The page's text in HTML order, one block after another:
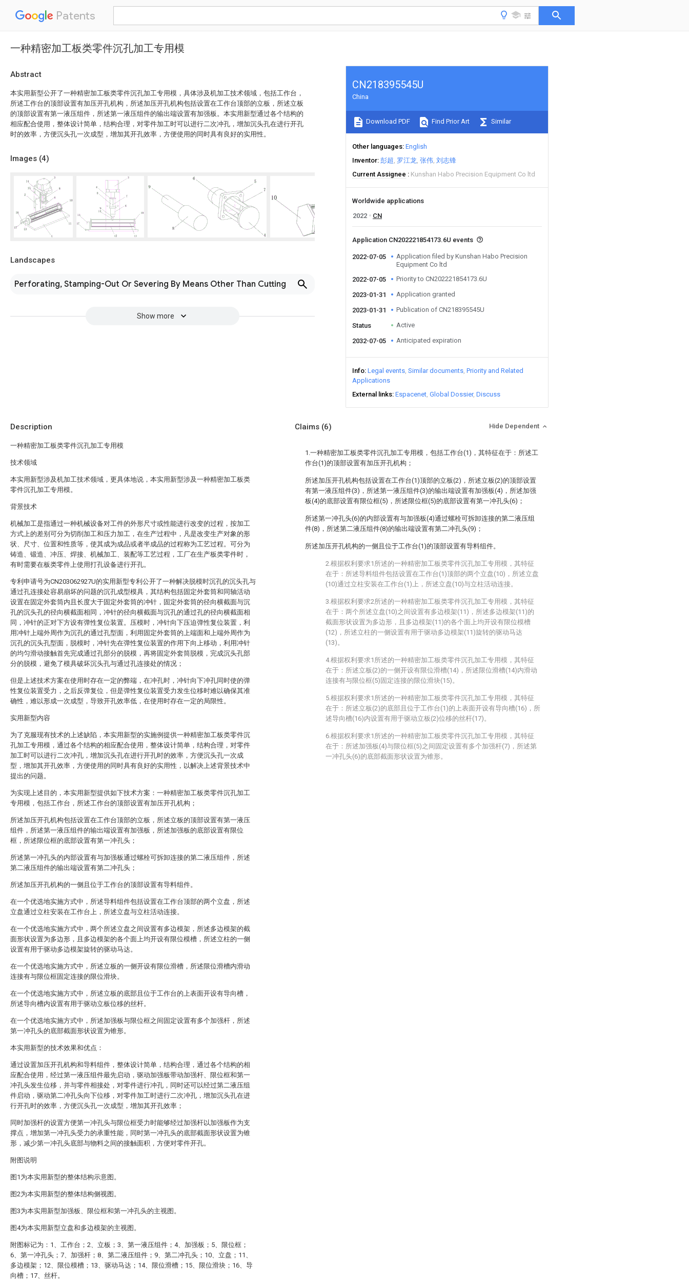
Patents
一种精密加工板类零件沉孔加工专用模
Abstract
本实用新型公开了一种精密加工板类零件沉孔加工专用模，具体涉及机加工技术领域，包括工作台，
所述工作台的顶部设置有加压开孔机构，所述加压开孔机构包括设置在工作台顶部的立板，所述立板
的顶部设置有第一液压组件，所述第一液压组件的输出端设置有加强板。本实用新型通过各个结构的
相应配合使用，整体设计简单，结构合理，对零件加工时可以进行二次冲孔，增加沉头孔在进行开孔
时的效率，方便沉头孔一次成型，增加其开孔效率，方便使用的同时具有良好的实用性。
Images (4)
Landscapes
Perforating, Stamping-Out Or Severing By Means Other Than Cutting
Show more
CN218395545U
China
Download PDF Find Prior Art Similar
Other languages English
Inventor 彭超 罗江龙 张伟 刘志锋
Current Assignee
Kunshan Habo Precision Equipment Co ltd
Worldwide applications
2022
CN
Application CN202221854173.6U events
2022-07-05
Application filed by Kunshan Habo Precision
Equipment Co ltd
2022-07-05
Priority to CN202221854173.6U
2023-01-31 Application granted
2023-01-31 Publication of CN218395545U
Status Active
2032-07-05 Anticipated expiration
Info Legal events Similar documents Priority and Related
Applications
External links Espacenet Global Dossier Discuss
Description
一种精密加工板类零件沉孔加工专用模
技术领域
本实用新型涉及机加工技术领域，更具体地说，本实用新型涉及一种精密加工板类
零件沉孔加工专用模。
背景技术
机械加工是指通过一种机械设备对工件的外形尺寸或性能进行改变的过程，按加工
方式上的差别可分为切削加工和压力加工，在生产过程中，凡是改变生产对象的形
状、尺寸、位置和性质等，使其成为成品或者半成品的过程称为工艺过程。可分为
铸造、锻造、冲压、焊接、机械加工、装配等工艺过程，工厂在生产板类零件时，
有时需要在板类零件上使用打孔设备进行开孔。
专利申请号为CN203062927U的实用新型专利公开了一种解决脱模时沉孔的沉头孔与
通过孔连接处容易崩坏的问题的沉孔成型模具，其结构包括固定外套筒和同轴活动
设置在固定外套筒内且长度大于固定外套筒的冲针，固定外套筒的径向横截面与沉
孔的沉头孔的径向横截面相同，冲针的径向横截面与沉孔的通过孔的径向横截面相
同，冲针的正对下方设有弹性复位装置。压模时，冲针向下压迫弹性复位装置，利
用冲针上端外周作为沉孔的通过孔型面，利用固定外套筒的上端面和上端外周作为
沉孔的沉头孔型面，脱模时，冲针先在弹性复位装置的作用下向上移动，利用冲针
的均匀滑动接触首先完成通过孔部分的脱模，再将固定外套筒脱模，完成沉头孔部
分的脱模，避免了模具破坏沉头孔与通过孔连接处的情况；
但是上述技术方案在使用时存在一定的弊端，在冲孔时，冲针向下冲孔同时使的弹
性复位装置受力，之后反弹复位，但是弹性复位装置受力发生位移时难以确保其准
确性，难以形成一次成型，导致开孔效率低，在使用时存在一定的局限性。
实用新型内容
为了克服现有技术的上述缺陷，本实用新型的实施例提供一种精密加工板类零件沉
孔加工专用模，通过各个结构的相应配合使用，整体设计简单，结构合理，对零件
加工时可以进行二次冲孔，增加沉头孔在进行开孔时的效率，方便沉头孔一次成
型，增加其开孔效率，方便使用的同时具有良好的实用性，以解决上述背景技术中
提出的问题。
为实现上述目的，本实用新型提供如下技术方案：一种精密加工板类零件沉孔加工
专用模，包括工作台，所述工作台的顶部设置有加压开孔机构；
所述加压开孔机构包括设置在工作台顶部的立板，所述立板的顶部设置有第一液压
组件，所述第一液压组件的输出端设置有加强板，所述加强板的底部设置有限位
框，所述限位框的底部设置有第一冲孔头；
所述第一冲孔头的内部设置有与加强板通过螺栓可拆卸连接的第二液压组件，所述
第二液压组件的输出端设置有第二冲孔头；
所述加压开孔机构的一侧且位于工作台的顶部设置有导料组件。
在一个优选地实施方式中，所述导料组件包括设置在工作台顶部的两个立盘，所述
立盘通过立柱安装在工作台上，所述立盘与立柱活动连接。
在一个优选地实施方式中，两个所述立盘之间设置有多边模架，所述多边模架的截
面形状设置为多边形，且多边模架的各个面上均开设有限位模槽，所述立柱的一侧
设置有用于驱动多边模架旋转的驱动马达。
在一个优选地实施方式中，所述立板的一侧开设有限位滑槽，所述限位滑槽内滑动
连接有与限位框固定连接的限位滑块。
在一个优选地实施方式中，所述立板的底部且位于工作台的上表面开设有导向槽，
所述导向槽内设置有用于驱动立板位移的丝杆。
在一个优选地实施方式中，所述加强板与限位框之间固定设置有多个加强杆，所述
第一冲孔头的底部截面形状设置为锥形。
本实用新型的技术效果和优点：
通过设置加压开孔机构和导料组件，整体设计简单，结构合理，通过各个结构的相
应配合使用，经过第一液压组件最先启动，驱动加强板带动加强杆、限位框和第一
冲孔头发生位移，并与零件相接处，对零件进行冲孔，同时还可以经过第二液压组
件启动，驱动第二冲孔头向下位移，对零件加工时进行二次冲孔，增加沉头孔在进
行开孔时的效率，方便沉头孔一次成型，增加其开孔效率；
同时加强杆的设置方便第一冲孔头与限位框受力时能够经过加强杆以加强板作为支
撑点，增加第一冲孔头受力的承重性能，同时第一冲孔头的底部截面形状设置为锥
形，减少第一冲孔头底部与物料之间的接触面积，方便对零件开孔。
附图说明
图1为本实用新型的整体结构示意图。
图2为本实用新型的整体结构侧视图。
图3为本实用新型加强板、限位框和第一冲孔头的主视图。
图4为本实用新型立盘和多边模架的主视图。
附图标记为：1、工作台；2、立板；3、第一液压组件；4、加强板；5、限位框；
6、第一冲孔头；7、加强杆；8、第二液压组件；9、第二冲孔头；10、立盘；11、
多边模架；12、限位模槽；13、驱动马达；14、限位滑槽；15、限位滑块；16、导
向槽；17、丝杆。
Claims (6) Hide Dependent
1.一种精密加工板类零件沉孔加工专用模，包括工作台(1)，其特征在于：所述工
作台(1)的顶部设置有加压开孔机构；
所述加压开孔机构包括设置在工作台(1)顶部的立板(2)，所述立板(2)的顶部设置
有第一液压组件(3)，所述第一液压组件(3)的输出端设置有加强板(4)，所述加强
板(4)的底部设置有限位框(5)，所述限位框(5)的底部设置有第一冲孔头(6)；
所述第一冲孔头(6)的内部设置有与加强板(4)通过螺栓可拆卸连接的第二液压组
件(8)，所述第二液压组件(8)的输出端设置有第二冲孔头(9)；
所述加压开孔机构的一侧且位于工作台(1)的顶部设置有导料组件。
2.根据权利要求1所述的一种精密加工板类零件沉孔加工专用模，其特征
在于：所述导料组件包括设置在工作台(1)顶部的两个立盘(10)，所述立盘
(10)通过立柱安装在工作台(1)上，所述立盘(10)与立柱活动连接。
3.根据权利要求2所述的一种精密加工板类零件沉孔加工专用模，其特征
在于：两个所述立盘(10)之间设置有多边模架(11)，所述多边模架(11)的
截面形状设置为多边形，且多边模架(11)的各个面上均开设有限位模槽
(12)，所述立柱的一侧设置有用于驱动多边模架(11)旋转的驱动马达
(13)。
4.根据权利要求1所述的一种精密加工板类零件沉孔加工专用模，其特征
在于：所述立板(2)的一侧开设有限位滑槽(14)，所述限位滑槽(14)内滑动
连接有与限位框(5)固定连接的限位滑块(15)。
5.根据权利要求1所述的一种精密加工板类零件沉孔加工专用模，其特征
在于：所述立板(2)的底部且位于工作台(1)的上表面开设有导向槽(16)，所
述导向槽(16)内设置有用于驱动立板(2)位移的丝杆(17)。
6.根据权利要求1所述的一种精密加工板类零件沉孔加工专用模，其特征
在于：所述加强板(4)与限位框(5)之间固定设置有多个加强杆(7)，所述第
一冲孔头(6)的底部截面形状设置为锥形。